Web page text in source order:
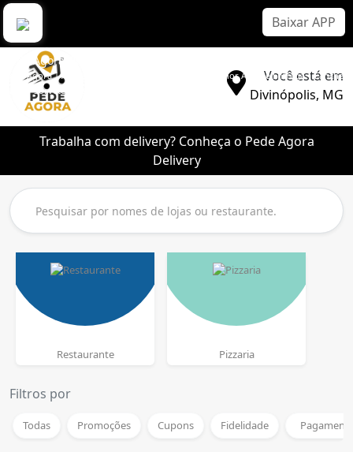
Pede Agora Delivery
Pede Agora | Aplicativo Delivery Sem Comissão | Melhor App de Entrega | Lanche |
Pizza | Sorvete | Bebidas
Baixar APP
Você está em
Divinópolis, MG
Trabalha com delivery? Conheça o Pede Agora
Delivery
Restaurante Pizzaria
Filtros por
Todas Promoções Cupons Fidelidade